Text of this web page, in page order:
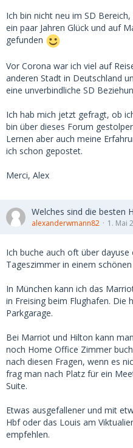
Ich bin nicht neu im SD
ein paar Jahren Glück und auf
gefunden
Vor Corona war ich viel auf
anderen Stadt in Deutschland
eine unverbindliche SD
Ich hab mich jetzt gefragt, ob
bin über dieses Forum
Lernen aber auch meine
ich schon gepostet.
Merci, Alex
Welches sind die besten
alexanderwmann82 1. Mai
Ich buche auch oft über
Tageszimmer in einem
In München kann ich das
in Freising beim Flughafen. Die
Parkgarage.
Bei Marriot und Hilton kann
noch Home Office Zimmer
nach diesen Fragen, wenn es
frag man nach Platz für ein
Suite.
Etwas ausgefallener und mit
Hbf oder das Louis am
empfehlen.